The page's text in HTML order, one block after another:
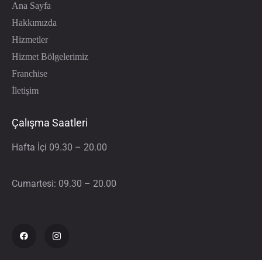
Ana Sayfa
Hakkımızda
Hizmetler
Hizmet Bölgelerimiz
Franchise
İletişim
Çalışma Saatleri
Hafta İçi 09.30 – 20.00
Cumartesi: 09.30 – 20.00